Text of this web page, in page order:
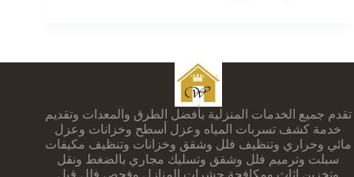
تقدم جميع الخدمات المنزلية بأفضل الطرق والمعدات وتقديم
خدمة كشف تسربات المياه وعزل أسطح وخزانات وعزل
مائي وحراري وتنظيف فلل وشقق وخزانات وتنظيف مكيفات
سبلت وترميم فلل وشقق وتسليك مجاري بالضغط ونقل
وتخزين اثاث ومكافحة حشرات المنازل وفحص فلل قبل